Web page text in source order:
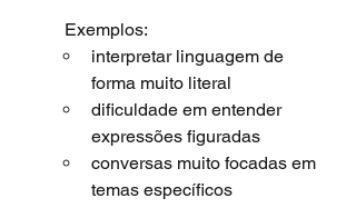
	Exemplos:
interpretar linguagem de
forma muito literal
dificuldade em entender
expressões figuradas
conversas muito focadas em
temas específicos